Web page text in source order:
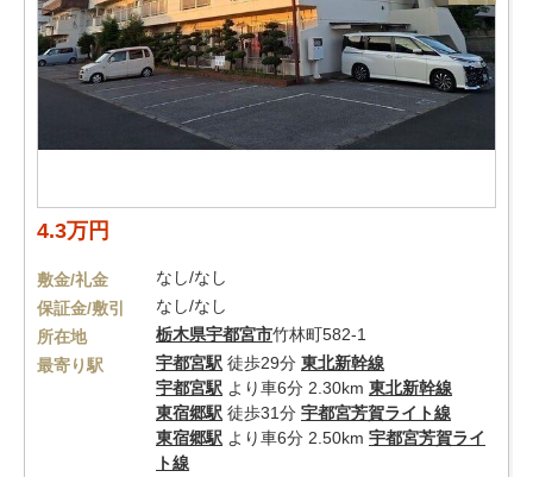
4.3万円
敷金/礼金
なし/なし
保証金/敷引
なし/なし
所在地
栃木県宇都宮市竹林町582-1
最寄り駅
宇都宮駅 徒歩29分 東北新幹線
宇都宮駅 より車6分 2.30km 東北新幹線
東宿郷駅 徒歩31分 宇都宮芳賀ライト線
東宿郷駅 より車6分 2.50km 宇都宮芳賀ライ
ト線